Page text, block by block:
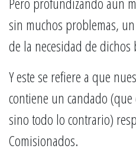
sin muchos problemas,
de la necesidad de dichos
Y este se refiere a que
contiene un candado
sino todo lo contrario)
Comisionados.